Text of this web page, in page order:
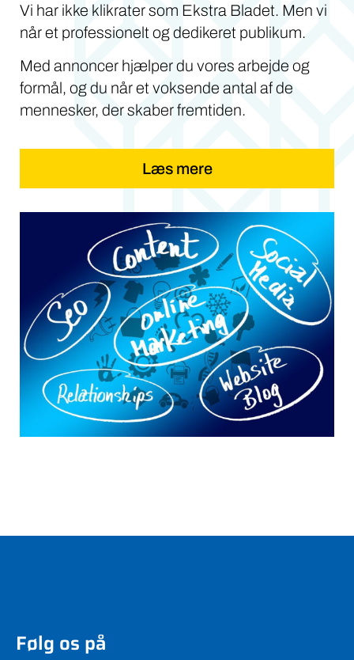
Vi har ikke klikrater som Ekstra Bladet. Men vi
når et professionelt og dedikeret publikum.
Med annoncer hjælper du vores arbejde og
formål, og du når et voksende antal af de
mennesker, der skaber fremtiden.
Læs mere
Følg os på